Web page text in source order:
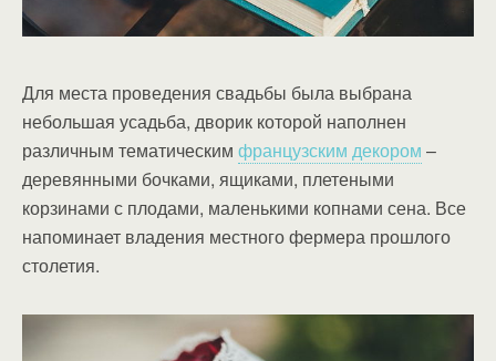
Для места проведения свадьбы была выбрана
небольшая усадьба, дворик которой наполнен
различным тематическим французским декором –
деревянными бочками, ящиками, плетеными
корзинами с плодами, маленькими копнами сена. Все
напоминает владения местного фермера прошлого
столетия.